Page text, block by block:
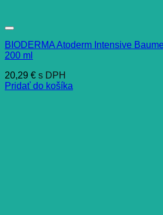
BIODERMA Atoderm Intensive
200 ml
20,29 € s DPH
Pridať do košíka